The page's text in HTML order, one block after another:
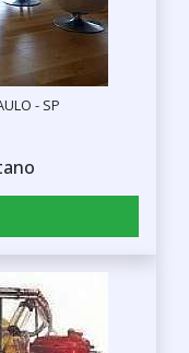
- SP